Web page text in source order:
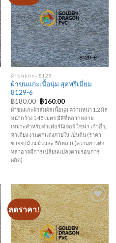
Add to
Wishlist
ผ้าขนแกะ - 8129
ผ้าขนแกะเนื้อนุ่ม สุดพรีเมี่ยม
8129-6
฿180.00 Original
price
was:
฿180.00.
฿160.00Current
price
is:
฿160.00.
ผ้าขนแกะผิวสัมผัสเนื้อนุ่ม ความหนา 1.2 มิล
หน้ากว้าง 1.45 เมตร มีสีที่หลากหลาย
เหมาะสำหรับทำเฟอร์นิเจอร์ โซฟา เก้าอี้ บุ
หัวเตียง งานตกแต่งภายใน เป็นต้น (ราคา
ขายยกม้วน ม้วนละ 50 หลา) (ความยาวต่อ
หลาอาจมีการเปลี่ยนแปลงตามรอบการ
ผลิต)
ลดราคา!
Add to
Wishlist